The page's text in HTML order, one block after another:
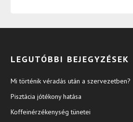
LEGUTÓBBI BEJEGYZÉSEK
Mi történik véradás után a szervezetben?
Pisztácia jótékony hatása
Koffeinérzékenység tünetei